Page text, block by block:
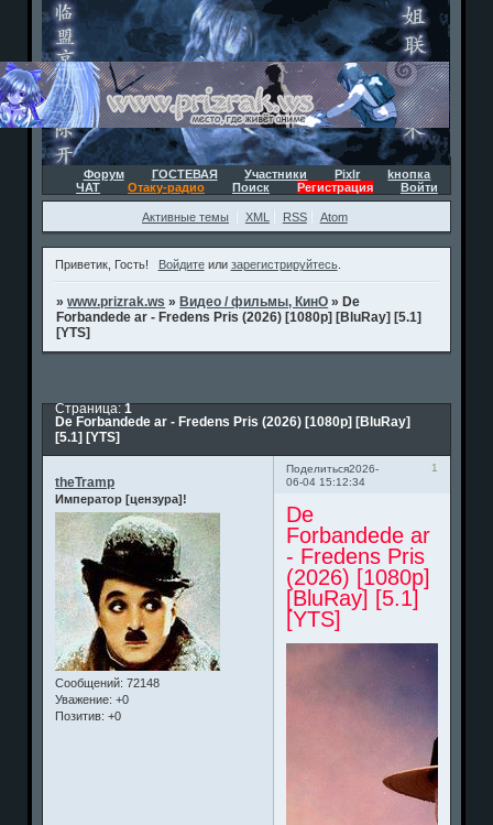
Форум ГОСТЕВАЯ Участники Pixlr
kнопка
ЧАТ
Отаку-радио Поиск Регистрация Войти
Активные темы XML RSS Atom
Приветик, Гость! Войдитеили зарегистрируйтесь.
»www.prizrak.ws » Видео / фильмы, КинО » De
Forbandede ar - Fredens Pris (2026) [1080p] [BluRay] [5.1]
[YTS]
De Forbandede ar - Fredens Pris (2026) [1080p] [BluRay]
[5.1] [YTS]
Страница:1
Поделиться 1
2026-
06-04 15:12:34
theTramp
Император [цензура]!
Сообщений: 72148
Уважение: +0
Позитив: +0
De
Forbandede ar
- Fredens Pris
(2026) [1080p]
[BluRay] [5.1]
[YTS]